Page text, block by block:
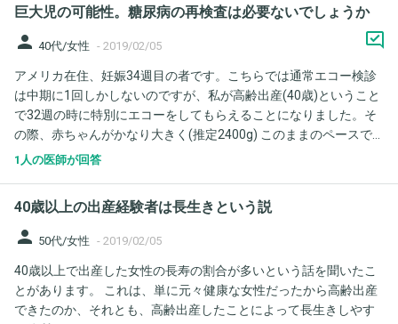
ることは可能ですか？ その場合、どの検査を受けるのがいいので
しょうか？ よろしくお願いします。
巨大児の可能性。糖尿病の再検査は必要ないでしょうか
person 40代/女性 - 2019/02/05
アメリカ在住、妊娠34週目の者です。こちらでは通常エコー検診
は中期に1回しかしないのですが、私が高齢出産(40歳)ということ
で32週の時に特別にエコーをしてもらえることになりました。そ
の際、赤ちゃんがかなり大きく(推定2400g) このままのペースで
は巨大児になることを告げられました。前回のエコーは19週目で
はしてあり、結果は全て基準値内でした。(75mg / 85→112→104
)。先生がおっしゃるにはこの時の結果が正常だから、糖尿病によ
るか自分たちで決めておきなさい、とのことでした。特に私の骨
盤の大きさと比べたりしてアドバイスをくれるわけでも無いよう
です。 そこで幾つか疑問が湧いてきたので、ここでアドバイスを
1人の医師が回答
40歳以上の出産経験者は長生きという説
person 50代/女性 - 2019/02/05
40歳以上で出産した女性の長寿の割合が多いという話を聞いたこ
とがあります。 これは、単に元々健康な女性だったから高齢出産
できたのか、それとも、高齢出産したことによって長生きしやす